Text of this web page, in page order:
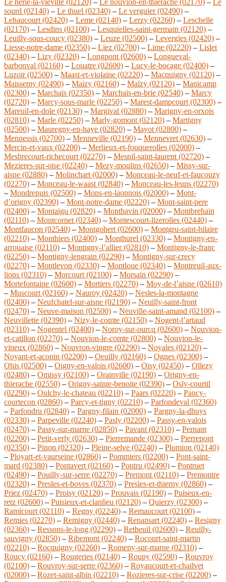
sourd (02140) – Le thuel (02340) – Le verguier (02490) –
Lehaucourt (02420) – Leme (02140) – Lerzy (02260) – Leschelle
(02170) – Lesdins (02100) – Lesquielles-saint-germain (02120) –
Leuilly-sous-coucy (02380) – Leuze (02500) – Levergies (02420) –
Liesse-notre-dame (02350) – Liez (02700) – Lime (02220) – Lislet
(02340) – Lizy (02320) – Longpont (02600) – Longueval-
barbonval (02160) – Louatre (02600) – Lucy-le-bocage (02400) –
Luzoir (02500) – Maast-et-violaine (02220) – Macquigny (02120) –
Maissemy (02490) – Maizy (02160) – Malzy (02120) – Manicamp
(02300) – Marchais (02350) – Marchais-en-brie (02540) – Marcy
(02720) – Marcy-sous-marle (02250) – Marest-dampcourt (02300) –
Mareuil-en-dole (02130) – Margival (02880) – Marigny-en-orxois
(02810) – Marle (02250) – Marly-gomont (02120) – Martigny
(02500) – Mauregny-en-haye (02820) – Mayot (02800) –
Mennessis (02700) – Menneville (02190) – Mennevret (02630) –
Mercin-et-vaux (02200) – Merlieux-et-fouquerolles (02000) –
Mesbrecourt-richecourt (02270) – Mesnil-saint-laurent (02720) –
Mezieres-sur-oise (02240) – Mezy-moulins (02650) – Missy-sur-
aisne (02880) – Molinchart (02000) – Monceau-le-neuf-et-faucouzy
(02270) – Monceau-le-waast (02840) – Monceau-les-leups (02270)
– Mondrepuis (02500) – Mons-en-laonnois (02000) – Mont-
d’origny (02390) – Mont-notre-dame (02220) – Mont-saint-pere
(02400) – Montaigu (02820) – Montbavin (02000) – Montbrehain
(02110) – Montcornet (02340) – Montescourt-lizerolles (02440) –
Montfaucon (02540) – Montgobert (02600) – Montgru-saint-hilaire
(02210) – Monthiers (02400) – Monthurel (02330) – Montigny-en-
arrouaise (02110) – Montigny-l’allier (02810) – Montigny-le-franc
(02250) – Montigny-lengrain (02290) – Montigny-sur-crecy
(02270) – Montlevon (02330) – Montloue (02340) – Montreuil-aux-
lions (02310) – Morcourt (02100) – Morsain (02290) –
Mortefontaine (02600) – Mortiers (02270) – Moy-de-l’aisne (02610)
– Muscourt (02160) – Nauroy (02420) – Nesles-la-montagne
(02400) – Neufchatel-sur-aisne (02190) – Neuilly-saint-front
(02470) – Neuve-maison (02500) – Neuville-saint-amand (02100) –
Neuvillette (02390) – Nizy-le-comte (02150) – Nogent-l’artaud
(02310) – Nogentel (02400) – Noroy-sur-ourcq (02600) – Nouvion-
et-catillon (02270) – Nouvion-le-comte (02800) – Nouvion-le-
vineux (02860) – Nouvron-vingre (02290) – Noyales (02120) –
Noyant-et-aconin (02200) – Oeuilly (02160) – Ognes (02300) –
Ohis (02500) – Oigny-en-valois (02600) – Oisy (02450) – Ollezy
(02480) – Omissy (02100) – Orainville (02190) – Origny-en-
thierache (02550) – Origny-sainte-benoite (02390) – Osly-courtil
(02290) – Oulchy-le-chateau (02210) – Paars (02220) – Pancy-
courtecon (02860) – Parcy-et-tigny (02210) – Parfondeval (02360)
– Parfondru (02840) – Pargny-filain (02000) – Pargny-la-dhuys
(02330) – Parpeville (02240) – Pasly (02200) – Passy-en-valois
(02470) – Passy-sur-marne (02850) – Pavant (02310) – Pernant
(02200) – Petit-verly (02630) – Pierremande (02300) – Pierrepont
(02350) – Pinon (02320) – Pleine-selve (02240) – Plomion (02140)
– Ployart-et-vaurseine (02860) – Pommiers (02200) – Pont-saint-
mard (02380) – Pontavert (02160) – Pontru (02490) – Pontruet
(02490) – Pouilly-sur-serre (02270) – Premont (02110) – Premontre
(02320) – Presles-et-boves (02370) – Presles-et-thierny (02860) –
Priez (02470) – Proisy (02120) – Prouvais (02190) – Puiseux-en-
retz (02600) – Puisieux-et-clanlieu (02120) – Quierzy (02300) –
Ramicourt (02110) – Regny (02240) – Remaucourt (02100) –
Remies (02270) – Remigny (02440) – Renansart (02240) – Resigny
(02360) – Ressons-le-long (02290) – Retheuil (02600) – Reuilly-
sauvigny (02850) – Ribemont (02240) – Rocourt-saint-martin
(02210) – Rocquigny (02260) – Romeny-sur-marne (02310) –
Roucy (02160) – Rougeries (02140) – Roupy (02590) – Rouvroy
(02100) – Rouvroy-sur-serre (02360) – Royaucourt-et-chailvet
(02000) – Rozet-saint-albin (02210) – Rozieres-sur-crise (02200) –